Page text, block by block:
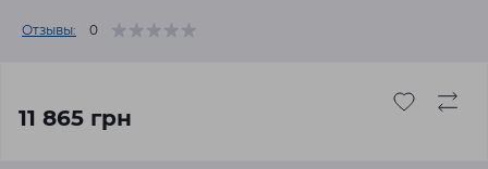
Отзывы: 0
11 865 грн